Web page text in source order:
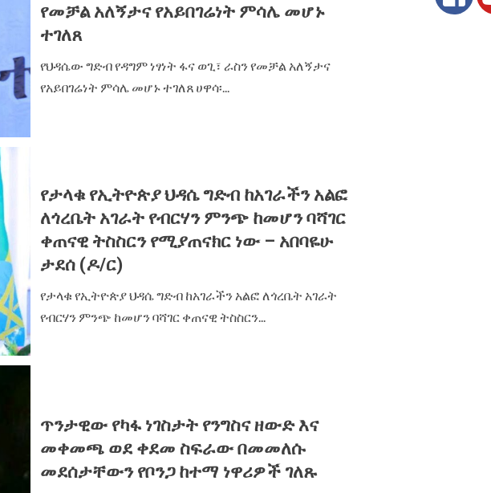
የመቻል አለኝታና የአይበገሬነት ምሳሌ መሆኑ
ተገለጸ
የህዳሴው ግድብ የዳግም ነፃነት ፋና ወጊ፣ ራስን የመቻል አለኝታና
የአይበገሬነት ምሳሌ መሆኑ ተገለጸ ሀዋሳ፡...
የታላቁ የኢትዮጵያ ህዳሴ ግድብ ከአገራችን አልፎ
ለጎረቤት አገራት የብርሃን ምንጭ ከመሆን ባሻገር
ቀጠናዊ ትስስርን የሚያጠናክር ነው – አበባዬሁ
ታደሰ (ዶ/ር)
‎የታላቁ የኢትዮጵያ ህዳሴ ግድብ ከአገራችን አልፎ ለጎረቤት አገራት
የብርሃን ምንጭ ከመሆን ባሻገር ቀጠናዊ ትስስርን...
ጥንታዊው የካፋ ነገስታት የንግስና ዘውድ እና
መቀመጫ ወደ ቀደመ ስፍራው በመመለሱ
መደሰታቸውን የቦንጋ ከተማ ነዋሪዎች ገለጹ